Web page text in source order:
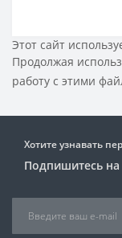
Этот сайт
Продолжая
работу с этими
Хотите узнавать
Подпишитесь